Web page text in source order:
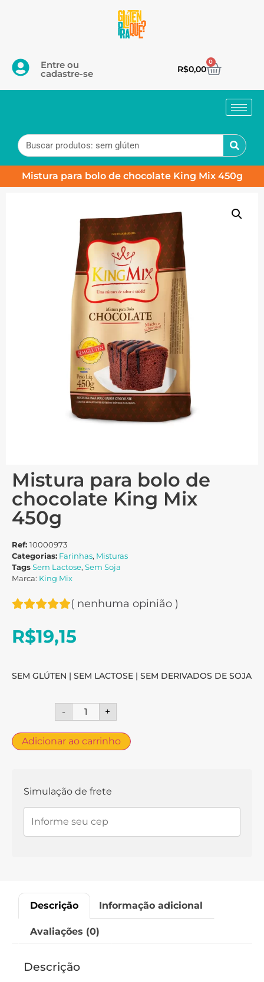
Entre ou
cadastre-se R$0,00
0
Mistura para bolo de chocolate King Mix 450g
Mistura para bolo de
chocolate King Mix
450g
Ref: 10000973
Categorias: Farinhas, Misturas
TagsSem Lactose, Sem Soja
Marca: King Mix
( nenhuma opinião )
R$19,15
SEM GLÚTEN | SEM LACTOSE | SEM DERIVADOS DE SOJA
- +
Adicionar ao carrinho
Simulação de frete
Descrição Informação adicional
Avaliações (0)
Descrição